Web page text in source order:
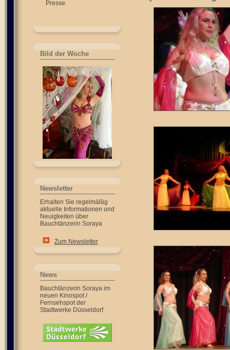
Presse
Bild der Woche
Newsletter
Erhalten Sie regelmäßig
aktuelle Informationen und
Neuigkeiten über
Bauchtänzerin Soraya
Zum Newsletter
News
Bauchtänzerin Soraya im
neuen Kinospot /
Fernsehspot der
Stadtwerke Düsseldorf